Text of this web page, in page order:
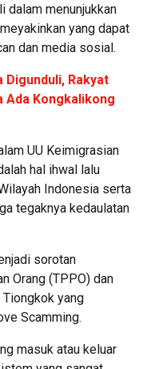
dalam menunjukkan
yang dapat
dan media sosial.
Digunduli, Rakyat
Ada Kongkalikong
UU Keimigrasian
hal ihwal lalu
Indonesia serta
tegaknya kedaulatan
sorotan
Orang (TPPO) dan
yang
Scamming.
masuk atau keluar